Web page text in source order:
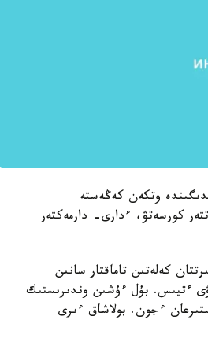
وتكەن كەڭەستە
كورسەتۋ، ءدارى- دارمەكتەر
كەلەتىن تاماقتار سانىن
ءتيىس. بۇل ءۇشىن وندىرىستىك
ءجون. بولاشاق ءىرى